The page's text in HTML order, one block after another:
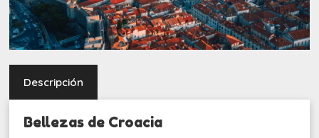
Descripción
Bellezas de Croacia